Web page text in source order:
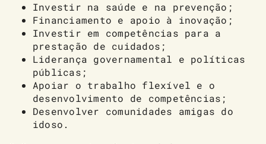
Investir na saúde e na prevenção;
Financiamento e apoio à inovação;
Investir em competências para a
prestação de cuidados;
Liderança governamental e políticas
públicas;
Apoiar o trabalho flexível e o
desenvolvimento de competências;
Desenvolver comunidades amigas do
idoso.